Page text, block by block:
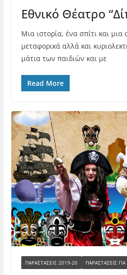
Εθνικό Θέατρο
Μια ιστορία, ένα σπίτι και μια
μεταφορικά αλλά και
μάτια των παιδιών και με
Read More
ΠΑΡΑΣΤΑΣΕΙΣ 2019-20 ΠΑΡΑΣΤΆΣΕΙΣ